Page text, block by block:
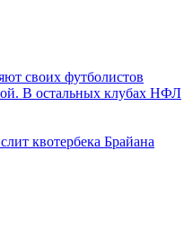
своих футболистов
В остальных клубах НФЛ
квотербека Брайана